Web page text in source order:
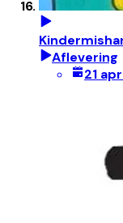
Aflevering
21